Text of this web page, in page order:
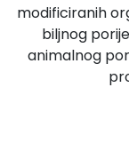
modificiranih
biljnog
animalnog